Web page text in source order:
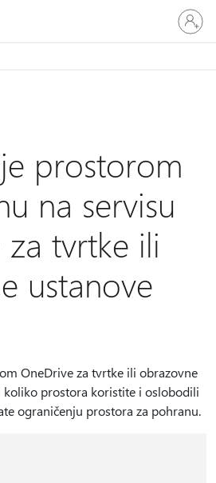
Prijavite
se
u
račun
prostorom
na servisu
tvrtke ili
ustanove
OneDrive za tvrtke ili obrazovne
koliko prostora koristite i oslobodili
ograničenju prostora za pohranu.